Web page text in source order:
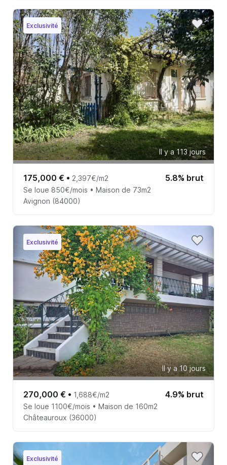
Exclusivité
Il y a 113 jours
175,000 € • 2,397€/m2 5.8% brut
Se loue 850€/mois • Maison de 73m2
Avignon (84000)
Exclusivité
Il y a 10 jours
270,000 € • 1,688€/m2 4.9% brut
Se loue 1100€/mois • Maison de 160m2
Châteauroux (36000)
Exclusivité